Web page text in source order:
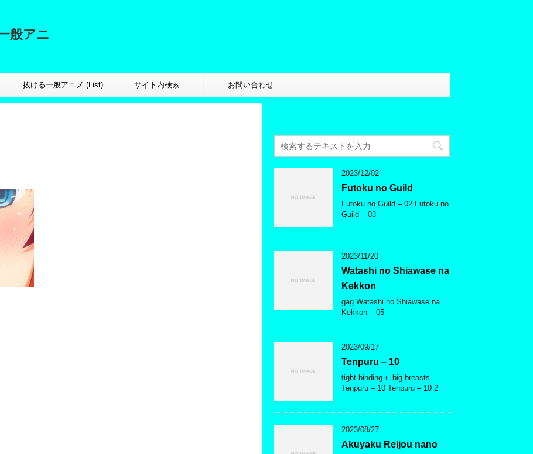
般アニ
抜ける一般アニメ (List) サイト内検索 お問い合わせ
2023/12/02
Futoku no Guild
Futoku no Guild – 02 Futoku no
Guild – 03
2023/11/20
Watashi no Shiawase na
Kekkon
gag Watashi no Shiawase na
Kekkon – 05
2023/09/17
Tenpuru – 10
tight binding＋ big breasts
Tenpuru – 10 Tenpuru – 10 2
2023/08/27
Akuyaku Reijou nano